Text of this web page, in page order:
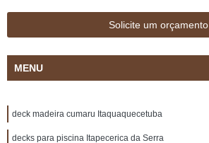
Solicite um orçamento
MENU
deck madeira cumaru Itaquaquecetuba
decks para piscina Itapecerica da Serra